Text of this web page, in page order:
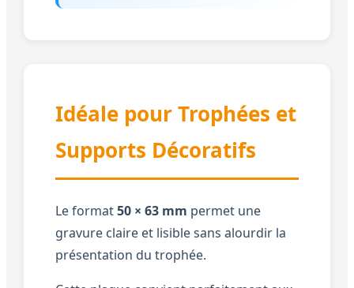
Idéale pour Trophées et
Supports Décoratifs
Le format50 × 63 mm permet une
gravure claire et lisible sans alourdir la
présentation du trophée.